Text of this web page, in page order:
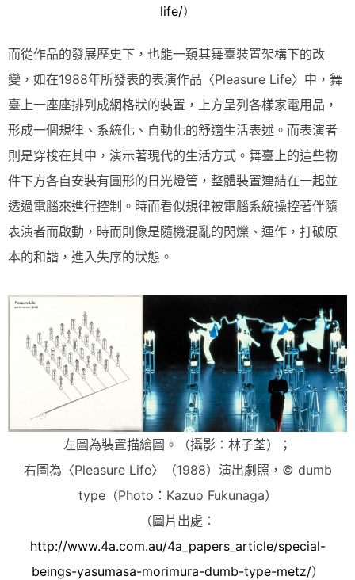
life/）
而從作品的發展歷史下，也能一窺其舞臺裝置架構下的改
變，如在1988年所發表的表演作品〈Pleasure Life〉中，舞
臺上一座座排列成網格狀的裝置，上方呈列各樣家電用品，
形成一個規律、系統化、自動化的舒適生活表述。而表演者
則是穿梭在其中，演示著現代的生活方式。舞臺上的這些物
件下方各自安裝有圓形的日光燈管，整體裝置連結在一起並
透過電腦來進行控制。時而看似規律被電腦系統操控著伴隨
表演者而啟動，時而則像是隨機混亂的閃爍、運作，打破原
本的和諧，進入失序的狀態。
左圖為裝置描繪圖。（攝影：林子荃）；
右圖為〈Pleasure Life〉（1988）演出劇照，© dumb
type（Photo：Kazuo Fukunaga）
（圖片出處：
http://www.4a.com.au/4a_papers_article/special-
beings-yasumasa-morimura-dumb-type-metz/）